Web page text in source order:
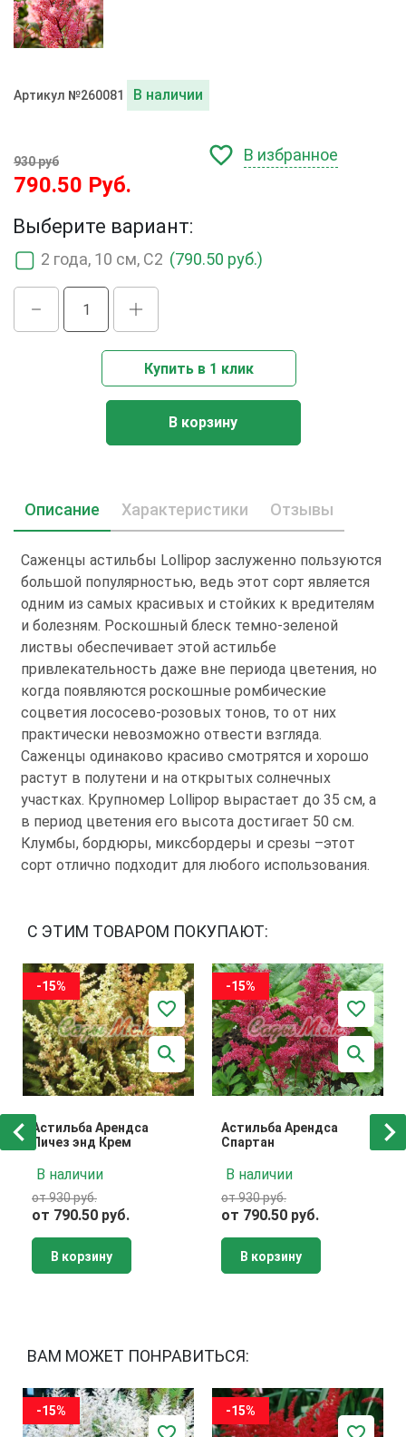
Артикул №260081 В наличии
930 руб
790.50 Руб.
В избранное
Выберите вариант:
2 года, 10 см, C2 (790.50 руб.)
Купить в 1 клик
В корзину
Описание Характеристики Отзывы
Саженцы астильбы Lоlliрор заслуженно пользуются
большой популярностью, ведь этот сорт является
одним из самых красивых и стойких к вредителям
и болезням. Роскошный блеск темно-зеленой
листвы обеспечивает этой астильбе
привлекательность даже вне периода цветения, но
когда появляются роскошные ромбические
соцветия лососево-розовых тонов, то от них
практически невозможно отвести взгляда.
Саженцы одинаково красиво смотрятся и хорошо
растут в полутени и на открытых солнечных
участках. Крупномер Lоlliрор вырастает до 35 см, а
в период цветения его высота достигает 50 см.
Клумбы, бордюры, миксбордеры и срезы –этот
сорт отлично подходит для любого использования.
С ЭТИМ ТОВАРОМ ПОКУПАЮТ:
-15%
Астильба Арендса
Пичез энд Крем
В наличии
от 930 руб.
от 790.50 руб.
В корзину
-15%
Астильба Арендса
Спартан
В наличии
от 930 руб.
от 790.50 руб.
В корзину
ВАМ МОЖЕТ ПОНРАВИТЬСЯ:
-15% -15%